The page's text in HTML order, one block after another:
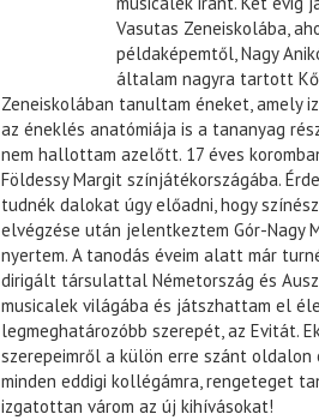
Vasutas Zeneiskolába,
példaképemtől, Nagy
általam nagyra tartott
Zeneiskolában tanultam éneket, amely
az éneklés anatómiája is a tananyag
nem hallottam azelőtt. 17 éves
Földessy Margit színjátékországába.
tudnék dalokat úgy előadni, hogy
elvégzése után jelentkeztem Gór-Nagy
nyertem. A tanodás éveim alatt már
dirigált társulattal Németország és
musicalek világába és játszhattam el
legmeghatározóbb szerepét, az Evitát.
szerepeimről a külön erre szánt
minden eddigi kollégámra, rengeteget
izgatottan várom az új kihívásokat!